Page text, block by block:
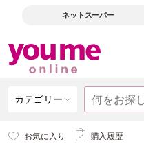
ネットスーパー
カテゴリー
お気に入り 購入履歴